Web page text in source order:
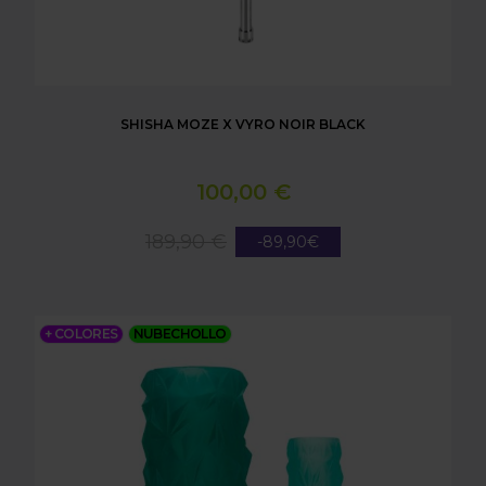
SHISHA MOZE X VYRO NOIR BLACK
100,00 €
-89,90€
+ COLORES NUBECHOLLO
HYDROSMOKE X MOZE BREEZE TWO SLEEVE